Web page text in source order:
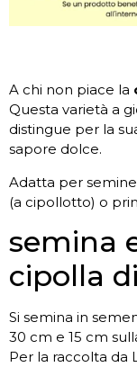
A chi non piace la
Questa varietà a
distingue per la
sapore dolce.
Adatta per
(a cipollotto) o
semina
cipolla
Si semina in
30 cm e 15 cm
Per la raccolta da